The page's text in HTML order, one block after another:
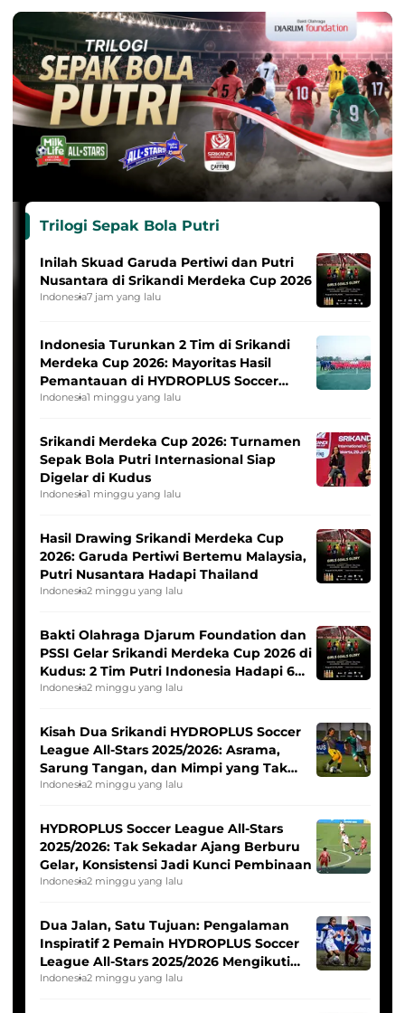
Trilogi Sepak Bola Putri
Inilah Skuad Garuda Pertiwi dan Putri
Nusantara di Srikandi Merdeka Cup 2026
Indonesia7 jam yang lalu
Indonesia Turunkan 2 Tim di Srikandi
Merdeka Cup 2026: Mayoritas Hasil
Pemantauan di HYDROPLUS Soccer
League
Indonesia1 minggu yang lalu
Srikandi Merdeka Cup 2026: Turnamen
Sepak Bola Putri Internasional Siap
Digelar di Kudus
Indonesia1 minggu yang lalu
Hasil Drawing Srikandi Merdeka Cup
2026: Garuda Pertiwi Bertemu Malaysia,
Putri Nusantara Hadapi Thailand
Indonesia2 minggu yang lalu
Bakti Olahraga Djarum Foundation dan
PSSI Gelar Srikandi Merdeka Cup 2026 di
Kudus: 2 Tim Putri Indonesia Hadapi 6
Tim Asia
Indonesia2 minggu yang lalu
Kisah Dua Srikandi HYDROPLUS Soccer
League All-Stars 2025/2026: Asrama,
Sarung Tangan, dan Mimpi yang Tak
Pernah Padam
Indonesia2 minggu yang lalu
HYDROPLUS Soccer League All-Stars
2025/2026: Tak Sekadar Ajang Berburu
Gelar, Konsistensi Jadi Kunci Pembinaan
Indonesia2 minggu yang lalu
Dua Jalan, Satu Tujuan: Pengalaman
Inspiratif 2 Pemain HYDROPLUS Soccer
League All-Stars 2025/2026 Mengikuti
Seleksi Timnas Indonesia Putri
Indonesia2 minggu yang lalu